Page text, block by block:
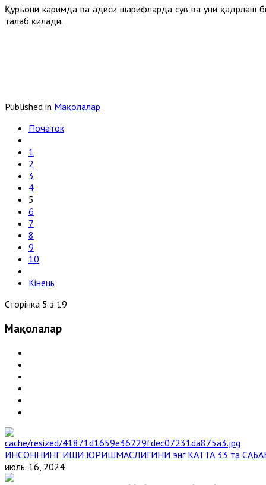
Қуръони каримда ва ҳадиси шарифларда сув ва уни қадрлаш
талаб қилади.
Published in Мақолалар
Початок
1
2
3
4
5
6
7
8
9
10
Кінець
Сторінка 5 з 19
Мақолалар
ИНСОННИНГ ИШИ ЮРИШМАСЛИГИНИ энг КАТТА 33 та
июль. 16, 2024